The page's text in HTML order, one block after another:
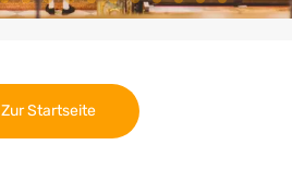
Zur Startseite